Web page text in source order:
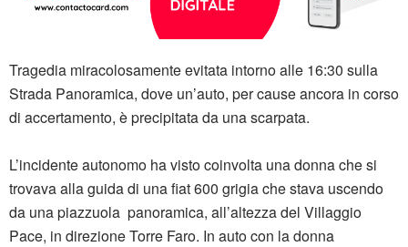
Tragedia miracolosamente evitata intorno alle 16:30 sulla
Strada Panoramica, dove un’auto, per cause ancora in corso
di accertamento, è precipitata da una scarpata.
L’incidente autonomo ha visto coinvolta una donna che si
trovava alla guida di una fiat 600 grigia che stava uscendo
da una piazzuola panoramica, all’altezza del Villaggio
Pace, in direzione Torre Faro. In auto con la donna